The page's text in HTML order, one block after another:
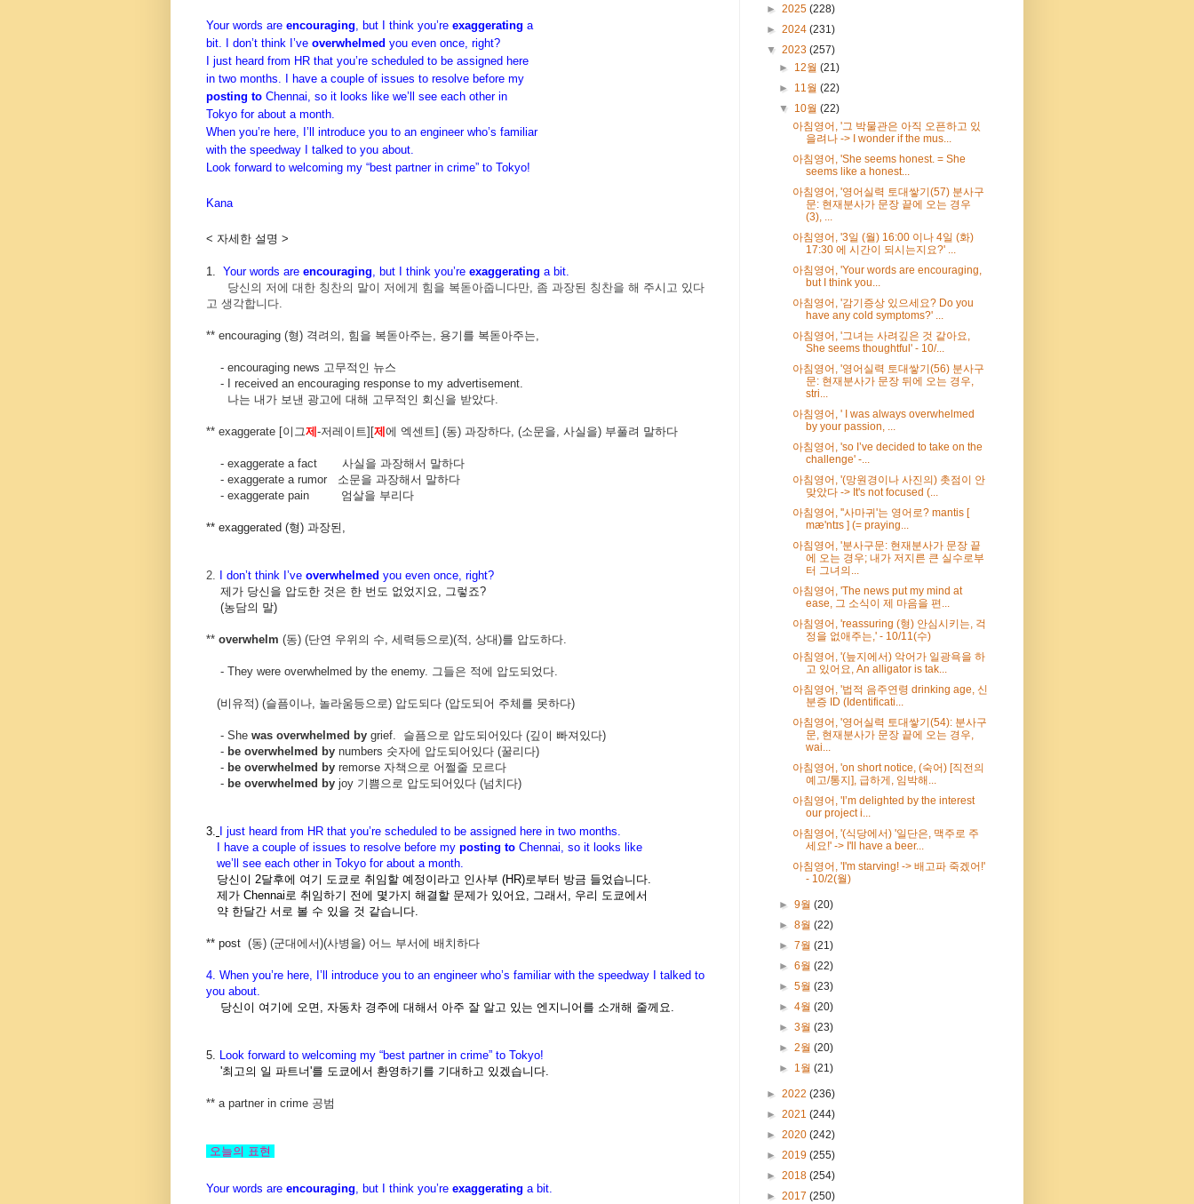
Your words are encouraging , but I think you’re exaggerating a
bit. I don’t think I’ve overwhelmed you even once, right?
I just heard from HR that you’re scheduled to be assigned here
in two months. I have a couple of issues to resolve before my
posting to Chennai, so it looks like we’ll see each other in
Tokyo for about a month.
When you’re here, I’ll introduce you to an engineer who’s familiar
with the speedway I talked to you about.
Look forward to welcoming my “best partner in crime” to Tokyo!
Kana
< 자세한 설명 >
1. Your words are encouraging , but I think you’re exaggerating a bit.
당신의 저에 대한 칭찬의 말이 저에게 힘을 복돋아줍니다만, 좀 과장된 칭찬을 해 주시고 있다
고 생각합니다.
** encouraging (형) 격려의 힘을 복돋아주는 용기를 복돋아주는
- encouraging news 고무적인 뉴스
- I received an encouraging response to my advertisement.
나는 내가 보낸 광고에 대해 고무적인 회신을 받았다
** exaggerate [이그제-저레이트][제에 엑센트] (동) 과장하다 , (소문을 사실을) 부풀려 말하다
- exaggerate a fact 사실을 과장해서 말하다
- exaggerate a rumor 소문을 과장해서 말하다
- exaggerate pain 엄살을 부리다
** exaggerated (형) 과장된
2. I don’t think I’ve overwhelmed you even once, right?
제가 당신을 압도한 것은 한 번도 없었지요, 그렇죠?
(농담의 말)
** overwhelm (동) (단연 우위의 수 세력등으로)(적, 상대)를 압도하다
- They were overwhelmed by the enemy. 그들은 적에 압도되었다
(비유적) (슬픔이나 놀라움등으로) 압도되다 (압도되어 주체를 못하다)
- She was overwhelmed by grief. 슬픔으로 압도되어있다 (깊이 빠져있다)
- be overwhelmed by numbers 숫자에 압도되어있다 (꿀리다)
- be overwhelmed by remorse 자책으로 어쩔줄 모르다
- be overwhelmed by joy 기쁨으로 압도되어있다 (넘치다)
3. I just heard from HR that you’re scheduled to be assigned here in two months.
I have a couple of issues to resolve before my posting to Chennai, so it looks like
we’ll see each other in Tokyo for about a month.
당신이 2달후에 여기 도쿄로 취임할 예정이라고 인사부 (HR)로부터 방금 들었습니다.
제가 Chennai로 취임하기 전에 몇가지 해결할 문제가 있어요, 그래서, 우리 도쿄에서
약 한달간 서로 볼 수 있을 것 같습니다.
** post (동) (군대에서)(사병을) 어느 부서에 배치하다
4. When you’re here, I’ll introduce you to an engineer who’s familiar with the speedway I talked to
you about.
당신이 여기에 오면, 자동차 경주에 대해서 아주 잘 알고 있는 엔지니어를 소개해 줄께요.
5. Look forward to welcoming my “best partner in crime” to Tokyo!
'최고의 일 파트너'를 도쿄에서 환영하기를 기대하고 있겠습니다.
** a partner in crime 공범
오늘의 표현
Your words are encouraging , but I think you’re exaggerating a bit.
► 2025 (228)
► 2024 (231)
▼ 2023 (257)
► 12월(21)
► 11월(22)
▼ 10월(22)
아침영어, '그 박물관은 아직 오픈하고 있
을려나 -> I wonder if the mus...
아침영어, 'She seems honest. = She
seems like a honest...
아침영어, '영어실력 토대쌓기(57) 분사구
문: 현재분사가 문장 끝에 오는 경우
(3), ...
아침영어, '3일 (월) 16:00 이나 4일 (화)
17:30 에 시간이 되시는지요?' ...
아침영어, 'Your words are encouraging,
but I think you...
아침영어, '감기증상 있으세요? Do you
have any cold symptoms?' ...
아침영어, '그녀는 사려깊은 것 같아요,
She seems thoughtful' - 10/...
아침영어, '영어실력 토대쌓기(56) 분사구
문: 현재분사가 문장 뒤에 오는 경우,
stri...
아침영어, ' I was always overwhelmed
by your passion, ...
아침영어, 'so I’ve decided to take on the
challenge' -...
아침영어, '(망원경이나 사진의) 촛점이 안
맞았다 -> It's not focused (...
아침영어, ''사마귀'는 영어로? mantis [
mæ'ntɪs ] (= praying...
아침영어, '분사구문: 현재분사가 문장 끝
에 오는 경우; 내가 저지른 큰 실수로부
터 그녀의...
아침영어, 'The news put my mind at
ease, 그 소식이 제 마음을 편...
아침영어, 'reassuring (형) 안심시키는, 걱
정을 없애주는,' - 10/11(수)
아침영어, '(늪지에서) 악어가 일광욕을 하
고 있어요, An alligator is tak...
아침영어, '법적 음주연령 drinking age, 신
분증 ID (Identificati...
아침영어, '영어실력 토대쌓기(54): 분사구
문, 현재분사가 문장 끝에 오는 경우,
wai...
아침영어, 'on short notice, (숙어) [직전의
예고/통지], 급하게, 임박해...
아침영어, 'I’m delighted by the interest
our project i...
아침영어, '(식당에서) '일단은, 맥주로 주
세요!' -> I'll have a beer...
아침영어, 'I'm starving! -> 배고파 죽겠어!'
- 10/2(월)
►9월(20)
►8월(22)
►7월(21)
►6월(22)
►5월(23)
►4월(20)
►3월(23)
►2월(20)
► 1월(21)
► 2022 (236)
► 2021 (244)
► 2020 (242)
► 2019 (255)
► 2018 (254)
► 2017 (250)